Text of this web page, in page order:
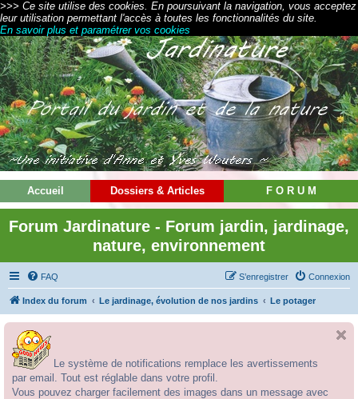
>>> Ce site utilise des cookies. En poursuivant la navigation, vous acceptez
leur utilisation permettant l'accès à toutes les fonctionnalités du site.
En savoir plus et paramétrer vos cookies
Accueil Dossiers & Articles F O R U M
Forum Jardinature - Forum jardin, jardinage,
nature, environnement
FAQ Connexion
S’enregistrer
Index du forum Le jardinage, évolution de nos jardins Le potager
Le système de notifications remplace les avertissements
par email. Tout est réglable dans votre profil.
Vous pouvez charger facilement des images dans un message avec